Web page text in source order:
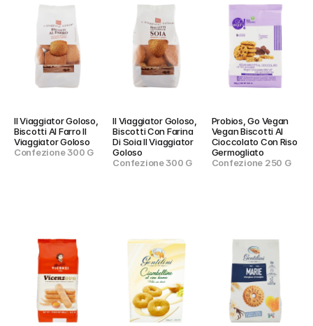
Il Viaggiator Goloso,
Biscotti Al Farro Il
Viaggiator Goloso
Confezione 300 G
Il Viaggiator Goloso,
Biscotti Con Farina
Di Soia Il Viaggiator
Goloso
Confezione 300 G
Probios, Go Vegan
Vegan Biscotti Al
Cioccolato Con Riso
Germogliato
Confezione 250 G